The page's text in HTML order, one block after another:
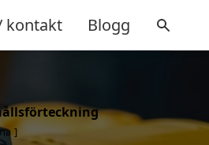
kontakt Blogg